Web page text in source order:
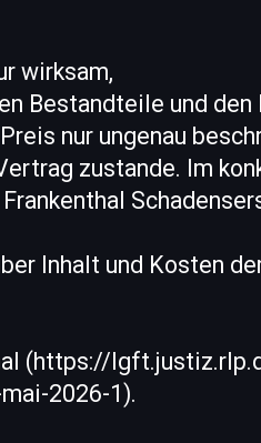
wirksam,
Bestandteile und den
nur ungenau
zustande. Im
Inhalt und Kosten
(https://
2026-1).